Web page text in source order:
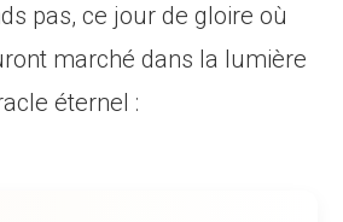
pas, ce jour de gloire où
marché dans la lumière
éternel :